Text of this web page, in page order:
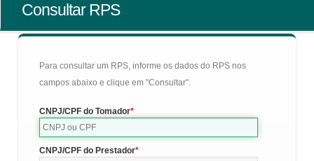
Consultar RPS
Para consultar um RPS, informe os dados do RPS nos
campos abaixo e clique em "Consultar".
CNPJ/CPF do Tomador
CNPJ/CPF do Prestador